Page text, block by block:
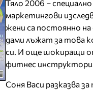
Тяло 2006 –
маркетингови
жени са постоянно
дами лъжат за това
си. И още шокиращи
фитнес
Соня Васи разказва